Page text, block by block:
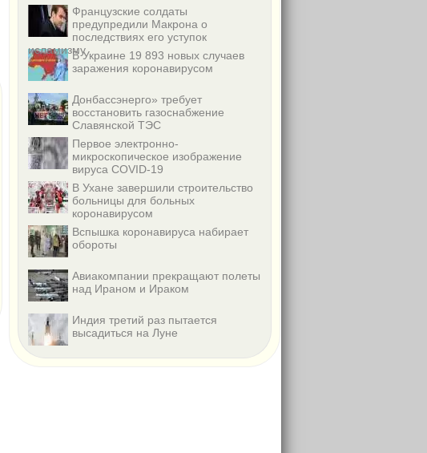
Французские солдаты
предупредили Макрона о
последствиях его уступок
исламизмуВ Украине 19 893 новых случаев
заражения коронавирусом
Донбассэнерго» требует
восстановить газоснабжение
Славянской ТЭС
Первое электронно-
микроскопическое изображение
вируса COVID-19
В Ухане завершили строительство
больницы для больных
коронавирусом
Вспышка коронавируса набирает
обороты
Авиакомпании прекращают полеты
над Ираном и Ираком
Индия третий раз пытается
высадиться на Луне